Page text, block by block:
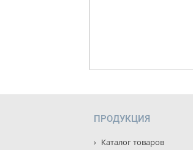
ПРОДУКЦИЯ
Каталог товаров